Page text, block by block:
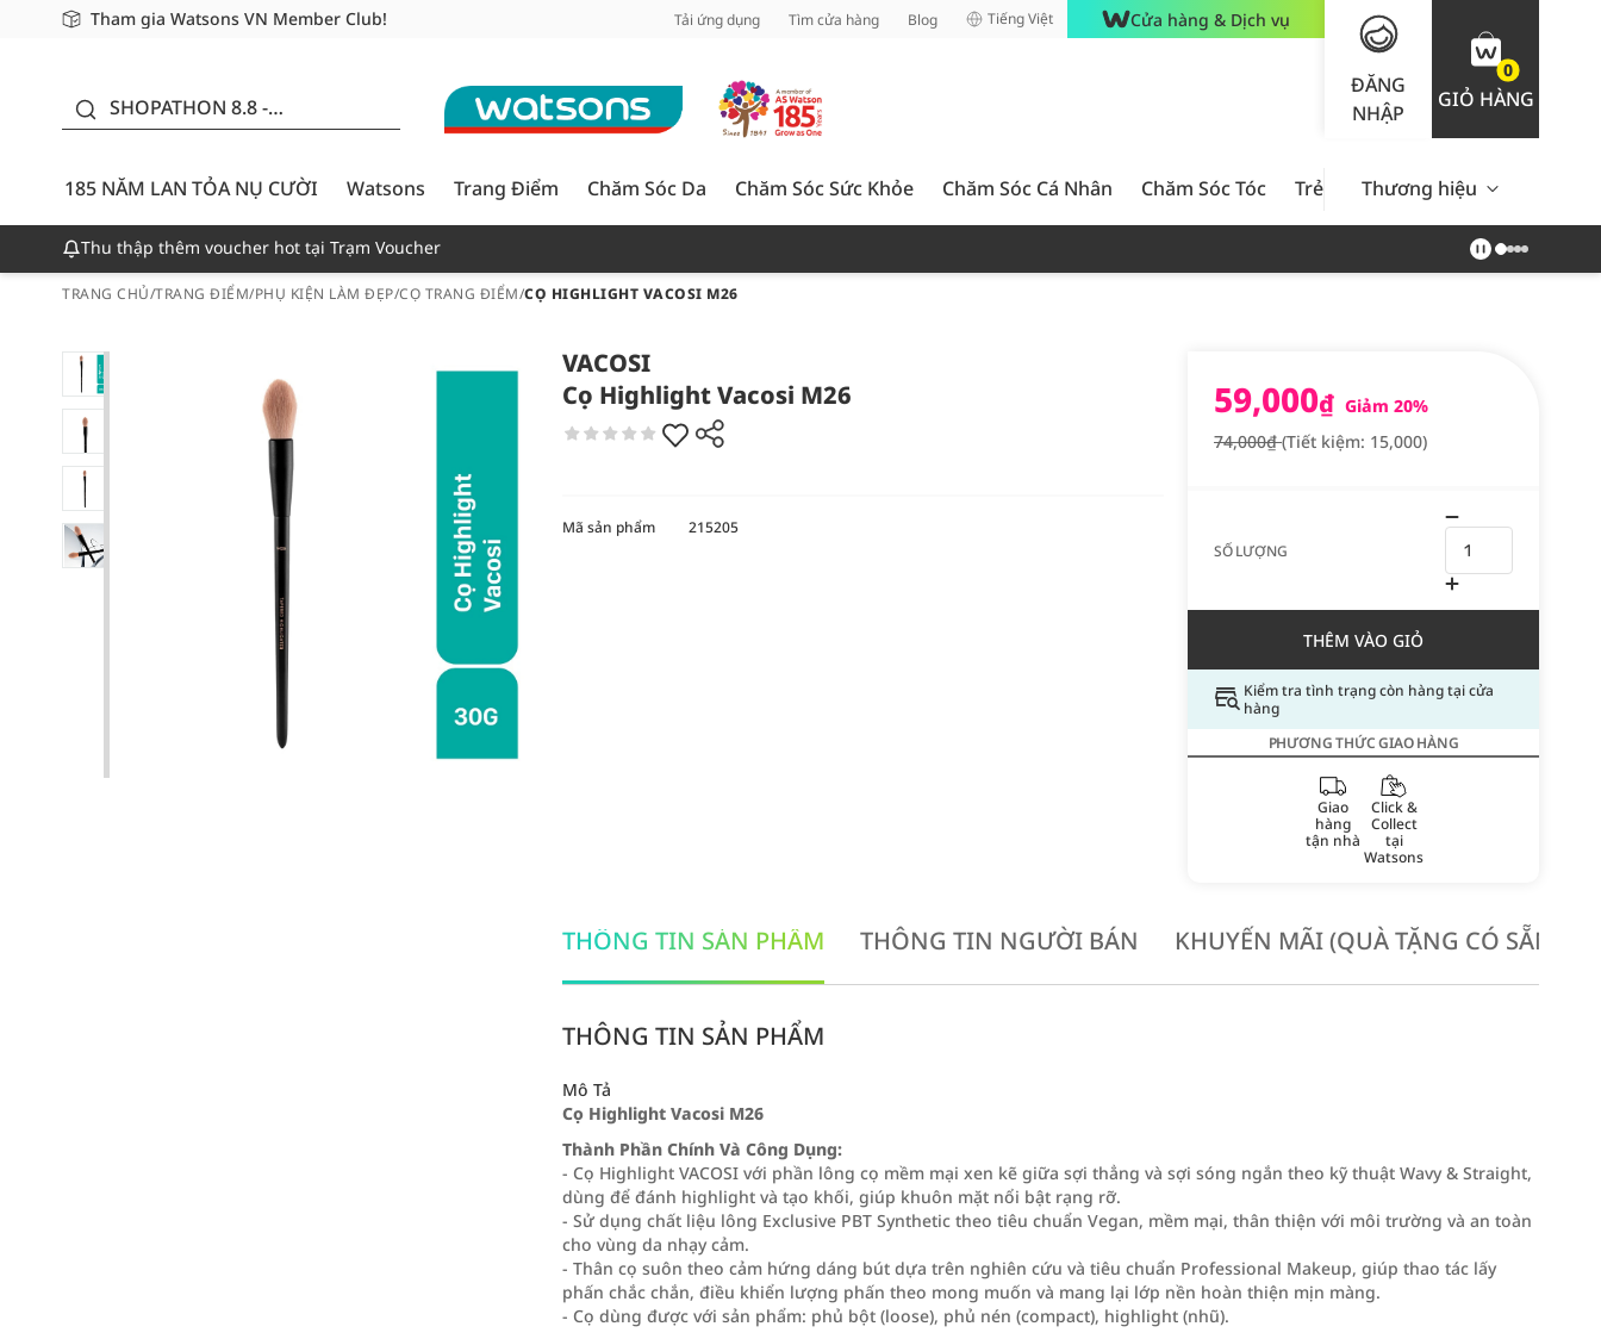
Tham gia Watsons VN Member Club!
Miễn phí giao hàng cho đơn hàng từ 249,000Đ
Giao hàng nhanh 24h - Áp dụng khu vực TP. Hồ Chí Minh Tải ứng dụng Tìm cửa hàng Blog Tiếng Việt Cửa hàng & Dịch vụ
ĐĂNG
NHẬP
0
GIỎ HÀNG
SHOPATHON 8.8 -
CƯỜI - GIẢM ĐẾN
50%
185 NĂM LAN TỎA NỤ CƯỜI
Watsons Trang Điểm Chăm Sóc Da Chăm Sóc Sức Khỏe Chăm Sóc Cá Nhân Chăm Sóc Tóc Trẻ Em Nam Giới Chăm Sóc
Thương hiệu
Thu thập thêm voucher hot tại Trạm Voucher
TRANG CHỦ/TRANG ĐIỂM/PHỤ KIỆN LÀM ĐẸP/CỌ TRANG ĐIỂM/CỌ HIGHLIGHT VACOSI M26
VACOSI
Cọ Highlight Vacosi M26
59,000₫ Giảm 20%
74,000₫(Tiết kiệm: 15,000)
SỐ LƯỢNG
THÊM VÀO GIỎ
Kiểm tra tình trạng còn hàng tại cửa
hàng
PHƯƠNG THỨC GIAO HÀNG
Giao
hàng
tận nhà
Click &
Collect
tại
Watsons
Mã sản phẩm 215205
THÔNG TIN SẢN PHẨM THÔNG TIN NGƯỜI BÁN KHUYẾN MÃI (QUÀ TẶNG CÓ SẴN
THÔNG TIN SẢN PHẨM
Mô Tả
Cọ Highlight Vacosi M26
Thành Phần Chính Và Công Dụng:
- Cọ Highlight VACOSI với phần lông cọ mềm mại xen kẽ giữa sợi thẳng và sợi sóng ngắn theo kỹ thuật Wavy & Straight,
dùng để đánh highlight và tạo khối, giúp khuôn mặt nổi bật rạng rỡ.
- Sử dụng chất liệu lông Exclusive PBT Synthetic theo tiêu chuẩn Vegan, mềm mại, thân thiện với môi trường và an toàn
cho vùng da nhạy cảm.
- Thân cọ suôn theo cảm hứng dáng bút dựa trên nghiên cứu và tiêu chuẩn Professional Makeup, giúp thao tác lấy
phấn chắc chắn, điều khiển lượng phấn theo mong muốn và mang lại lớp nền hoàn thiện mịn màng.
- Cọ dùng được với sản phẩm: phủ bột (loose), phủ nén (compact), highlight (nhũ).